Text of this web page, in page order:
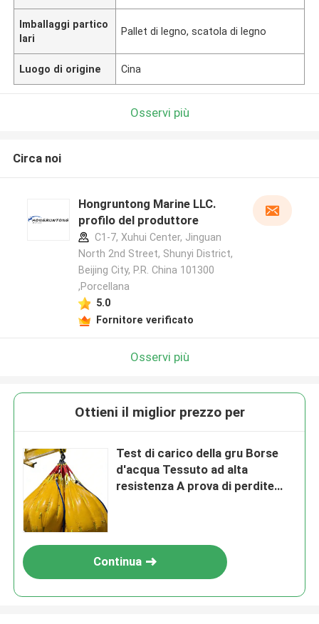
Imballaggi partico
lari
Pallet di legno, scatola di legno
Luogo di origine Cina
Osservi più
Circa noi
Hongruntong Marine LLC.
profilo del produttore
C1-7, Xuhui Center, Jinguan
North 2nd Street, Shunyi District,
Beijing City, P.R. China 101300
,Porcellana
5.0
Fornitore verificato
Osservi più
Ottieni il miglior prezzo per
Test di carico della gru Borse
d'acqua Tessuto ad alta
resistenza A prova di perdite
Continua